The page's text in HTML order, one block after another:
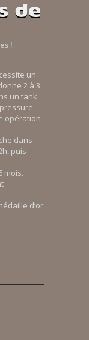
de
!
un
2 à 3
un tank
opération
dans
puis
mois.
d’or